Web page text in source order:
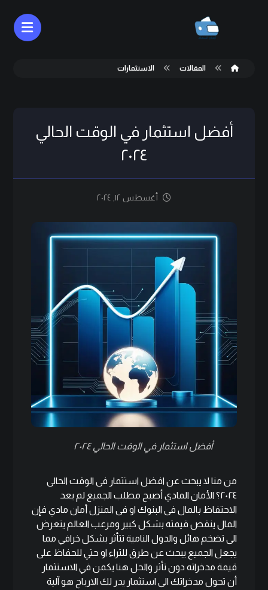
المقالات الاستثمارات
أفضل استثمار في الوقت الحالي
٢٠٢٤
أغسطس ١٢, ٢٠٢٤
أفضل استثمار في الوقت الحالي ٢٠٢٤
من منا لا يبحث عن افضل استثمار فى الوقت الحالى
٢٠٢٤؟ الأمان المادي أصبح مطلب الجميع لم يعد
الاحتفاظ بالمال فى البنوك او فى المنزل أمان مادي فإن
المال ينقص قيمته بشكل كبير ومرعب العالم يتعرض
الى تضخم هائل والدول النامية تتأثر بشكل خرافي مما
يجعل الجميع يبحث عن طرق للثراء او حتي للحفاظ على
قيمة مدخراته دون تأثر والحل هنا يكمن في الاستثمار
أن تحول مدخراتك الى استثمار يدر لك الارباح هو آلية